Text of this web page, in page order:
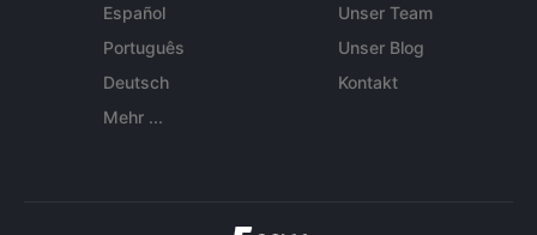
Español
Português
Deutsch
Mehr ...
Unser Team
Unser Blog
Kontakt